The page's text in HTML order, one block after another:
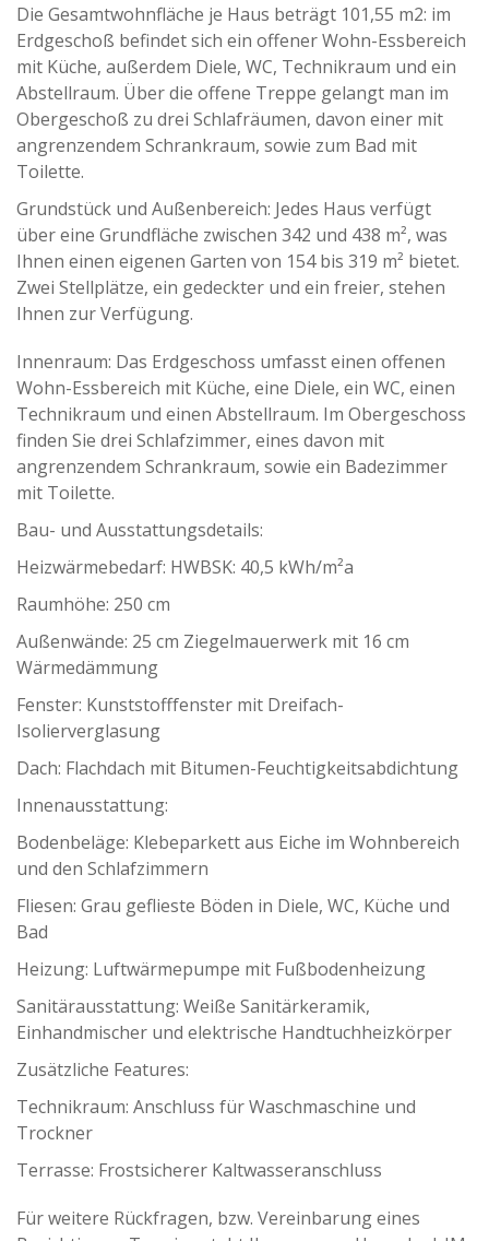
Die Gesamtwohnfläche je Haus beträgt 101,55 m2: im
Erdgeschoß befindet sich ein offener Wohn-Essbereich
mit Küche, außerdem Diele, WC, Technikraum und ein
Abstellraum. Über die offene Treppe gelangt man im
Obergeschoß zu drei Schlafräumen, davon einer mit
angrenzendem Schrankraum, sowie zum Bad mit
Toilette.
Grundstück und Außenbereich: Jedes Haus verfügt
über eine Grundfläche zwischen 342 und 438 m², was
Ihnen einen eigenen Garten von 154 bis 319 m² bietet.
Zwei Stellplätze, ein gedeckter und ein freier, stehen
Ihnen zur Verfügung.
Innenraum: Das Erdgeschoss umfasst einen offenen
Wohn-Essbereich mit Küche, eine Diele, ein WC, einen
Technikraum und einen Abstellraum. Im Obergeschoss
finden Sie drei Schlafzimmer, eines davon mit
angrenzendem Schrankraum, sowie ein Badezimmer
mit Toilette.
Bau- und Ausstattungsdetails:
Heizwärmebedarf: HWBSK: 40,5 kWh/m²a
Raumhöhe: 250 cm
Außenwände: 25 cm Ziegelmauerwerk mit 16 cm
Wärmedämmung
Fenster: Kunststofffenster mit Dreifach-
Isolierverglasung
Dach: Flachdach mit Bitumen-Feuchtigkeitsabdichtung
Innenausstattung:
Bodenbeläge: Klebeparkett aus Eiche im Wohnbereich
und den Schlafzimmern
Fliesen: Grau geflieste Böden in Diele, WC, Küche und
Bad
Heizung: Luftwärmepumpe mit Fußbodenheizung
Sanitärausstattung: Weiße Sanitärkeramik,
Einhandmischer und elektrische Handtuchheizkörper
Zusätzliche Features:
Technikraum: Anschluss für Waschmaschine und
Trockner
Terrasse: Frostsicherer Kaltwasseranschluss
Für weitere Rückfragen, bzw. Vereinbarung eines